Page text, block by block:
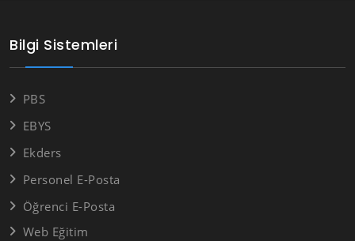
Bilgi Sistemleri
PBS
EBYS
Ekders
Personel E-Posta
Öğrenci E-Posta
Web Eğitim